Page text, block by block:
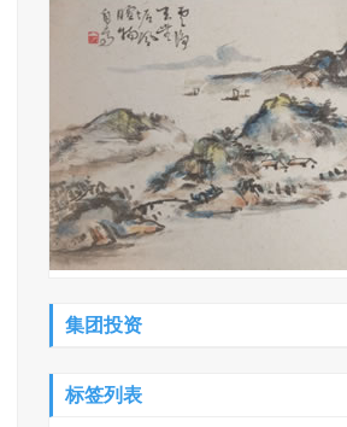
集团投资
标签列表